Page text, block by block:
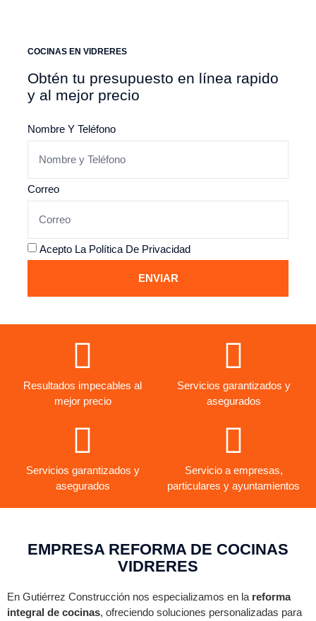
COCINAS EN VIDRERES
Obtén tu presupuesto en línea rapido
y al mejor precio
Nombre Y Teléfono
Correo
Acepto La Política De Privacidad
ENVIAR
Resultados impecables al
mejor precio
Servicios garantizados y
asegurados
Servicios garantizados y
asegurados
Servicio a empresas,
particulares y ayuntamientos
EMPRESA REFORMA DE COCINAS
VIDRERES
En Gutiérrez Construcción nos especializamos en la reforma
integral de cocinas, ofreciendo soluciones personalizadas para